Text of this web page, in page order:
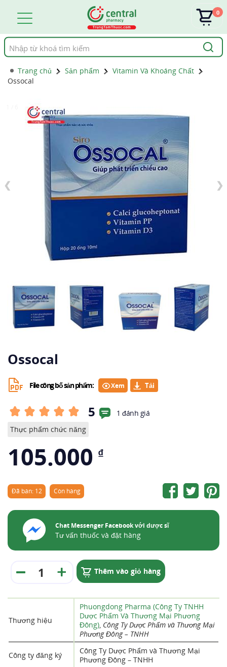
Tìm
kiếm
0
Trang chủ Sản phẩm
Vitamin Và Khoáng Chất
Ossocal
❮ ❯
Ossocal
File công bố sản phẩm: Xem
5
1 đánh giá
Thực phẩm chức năng
105.000 ₫
Đã bán: 12 Còn hàng
Chat Messenger Facebook với dược sĩ
Tư vấn thuốc và đặt hàng
Thêm vào giỏ hàng
Thương hiệu
Phuongdong Pharma (Công Ty TNHH
Dược Phẩm Và Thương Mại Phương
Đông), Công Ty Dược Phẩm và Thương Mại
Phương Đông – TNHH
Công ty đăng ký
Công Ty Dược Phẩm và Thương Mại
Phương Đông – TNHH